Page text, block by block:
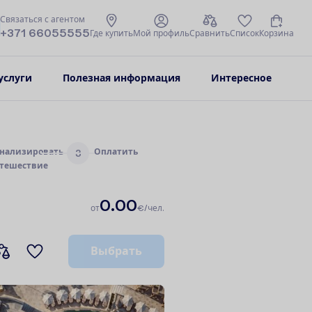
Связаться с агентом
+371 66055555 Где купитьМой профильСравнитьСписокКорзина
Полезная информация Интересное
ализировать
ешествие
3 Оплатить
от0.00€/чел.
Выбрать